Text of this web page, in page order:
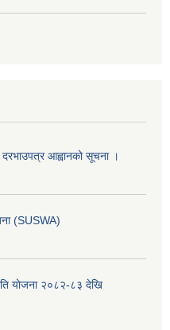
दरभाउपत्र आह्वानको सूचना ।
(SUSWA)
योजना २०८२-८३ देखि